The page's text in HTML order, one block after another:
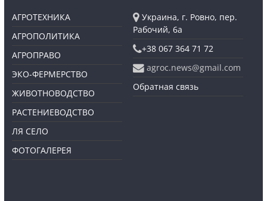
АГРОТЕХНИКА
АГРОПОЛИТИКА
АГРОПРАВО
ЭКО-ФЕРМЕРСТВО
ЖИВОТНОВОДСТВО
РАСТЕНИЕВОДСТВО
ЛЯ СЕЛО
ФОТОГАЛЕРЕЯ
Украина, г. Ровно, пер.
Рабочий, 6а
+38 067 364 71 72
agroc.news@gmail.com
Обратная связь